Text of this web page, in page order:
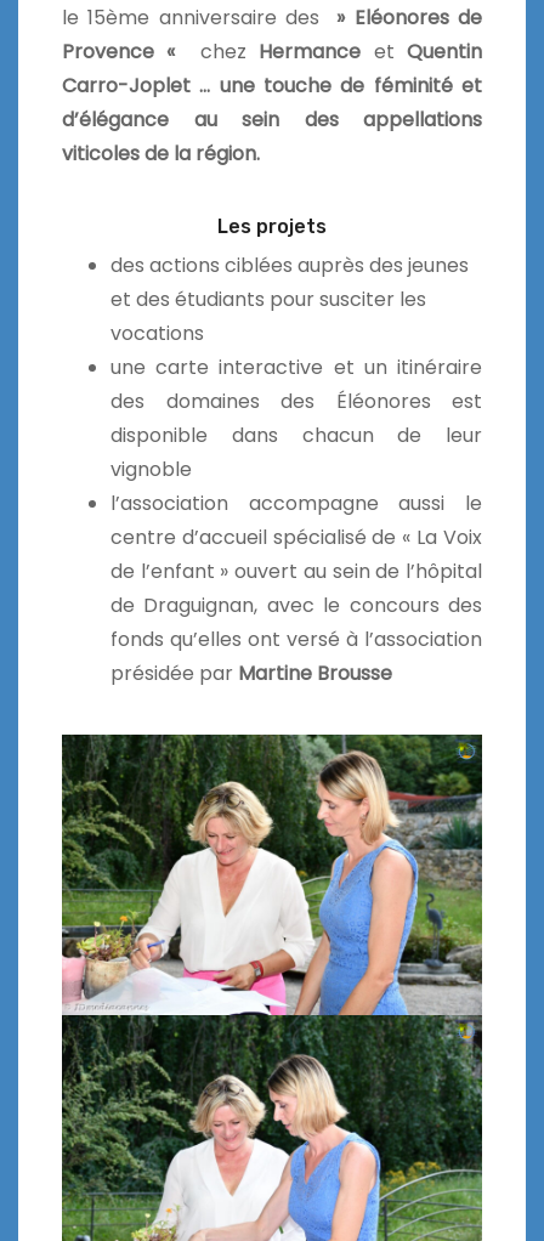
le 15ème anniversaire des
» Eléonores de
Provence «
chez Hermance etQuentin
Carro-Joplet … une touche de féminité et
d’élégance au sein des appellations
viticoles de la région.
Les projets
des actions ciblées auprès des jeunes
et des étudiants pour susciter les
vocations
une carte interactive et un itinéraire
des domaines des Éléonores est
disponible dans chacun de leur
vignoble
l’association accompagne aussi le
centre d’accueil spécialisé de « La Voix
de l’enfant » ouvert au sein de l’hôpital
de Draguignan, avec le concours des
fonds qu’elles ont versé à l’association
présidée par Martine Brousse